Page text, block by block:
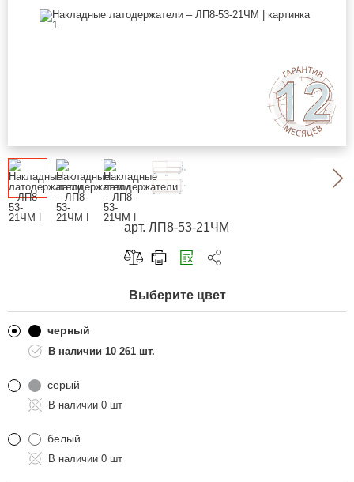
арт. ЛП8-53-21ЧМ
Скопировать ссылку
Telegram
Одноклассники
Выберите цвет
черный
10 261 шт.
серый
0 шт
белый
0 шт